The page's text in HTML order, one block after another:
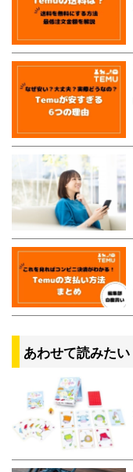
あわせて読みたい